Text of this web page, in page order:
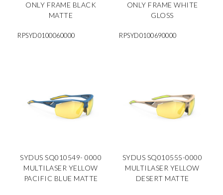
ONLY FRAME BLACK
MATTE
RPSYD0100060000
ONLY FRAME WHITE
GLOSS
RPSYD0100690000
SYDUS SQ010549- 0000
MULTILASER YELLOW
PACIFIC BLUE MATTE
SYDUS SQ010555-0000
MULTILASER YELLOW
DESERT MATTE